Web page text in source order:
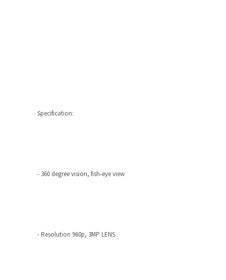
Specification:
- 360 degree vision, fish-eye view
- Resolution 960p, 3MP LENS